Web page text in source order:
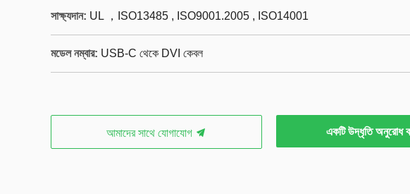
সাক্ষ্যদান: UL ，ISO13485 , ISO9001.2005 , ISO14001
মডেল নম্বার: USB-C থেকে DVI কেবল
আমাদের সাথে যোগাযোগ একটি উদ্ধৃতি অনুরোধ